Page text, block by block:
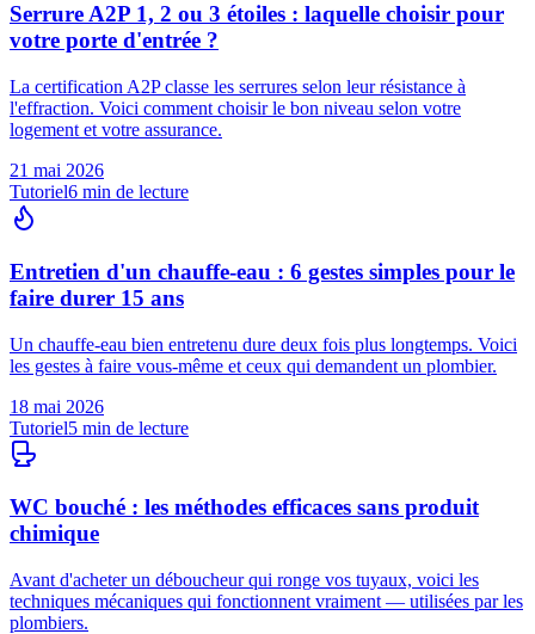
Serrure A2P 1, 2 ou 3 étoiles : laquelle choisir pour
votre porte d'entrée ?
La certification A2P classe les serrures selon leur résistance à
l'effraction. Voici comment choisir le bon niveau selon votre
logement et votre assurance.
21 mai 2026
Tutoriel6 min de lecture
Entretien d'un chauffe-eau : 6 gestes simples pour le
faire durer 15 ans
Un chauffe-eau bien entretenu dure deux fois plus longtemps. Voici
les gestes à faire vous-même et ceux qui demandent un plombier.
18 mai 2026
Tutoriel5 min de lecture
WC bouché : les méthodes efficaces sans produit
chimique
Avant d'acheter un déboucheur qui ronge vos tuyaux, voici les
techniques mécaniques qui fonctionnent vraiment — utilisées par les
plombiers.